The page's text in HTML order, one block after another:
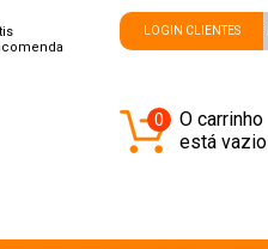
LOGIN CLIENTES
0
O carrinho
está vazio